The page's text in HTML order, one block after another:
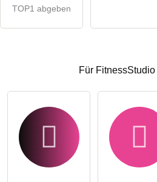
öffentliche Frage stellen
Klicken Sie hier um eine
TOP1 abgeben
Für FitnessStudio